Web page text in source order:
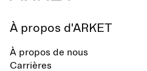
À propos d'ARKET
À propos de nous
Carrières